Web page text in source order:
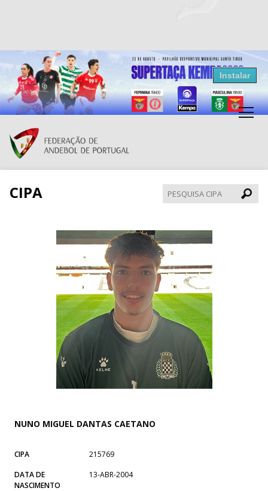
Resultados Andebol
Federação de Andebol de Portugal
Grátis - Disponivel na Play Store
Instalar
CIPA
CIPA
NUNO MIGUEL DANTAS CAETANO
CIPA
215769
DATA DE
NASCIMENTO
13-ABR-2004